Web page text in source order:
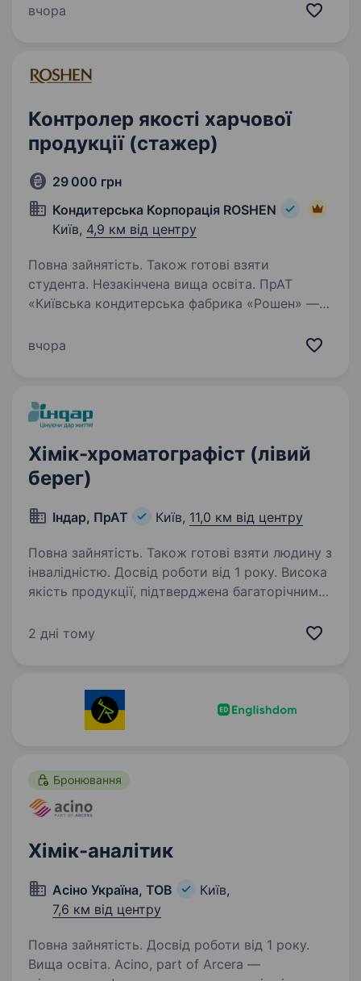
R&D, виробництва та ринку, формуючи новий
вчора
Контролер якості харчової
продукції (стажер)
29 000 грн
Кондитерська Корпорація ROSHEN
Київ, 4,9 км від центру
Повна зайнятість. Також готові взяти
студента. Незакінчена вища освіта. ПрАТ
«Київська кондитерська фабрика «Рошен» —
на виготовлення тортів, тістечок, кексів,
вчора
Хімік-хроматографіст (лівий
берег)
Індар, ПрАТ Київ, 11,0 км від центру
Повна зайнятість. Також готові взяти людину з
інвалідністю. Досвід роботи від 1 року. Висока
якість продукції, підтверджена багаторічним
наукові дослідження і новітні технології
2 дні тому
Бронювання
Хімік-аналітик
Асіно Україна, ТОВ
Київ,
7,6 км від центру
Повна зайнятість. Досвід роботи від 1 року.
Вища освіта. Acino, part of Arcera —